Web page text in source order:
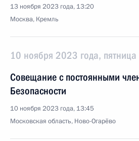
13 ноября 2023 года, 13:20
Москва, Кремль
10 ноября 2023 года, пятница
Совещание с постоянными
Безопасности
10 ноября 2023 года, 13:45
Московская область, Ново-Огарёво